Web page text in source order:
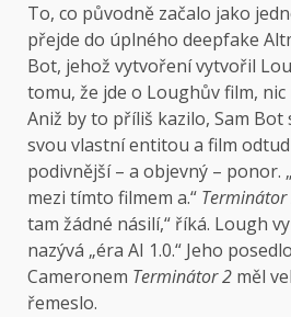
To, co původně začalo jako
přejde do úplného deepfake
Bot, jehož vytvoření vytvořil
tomu, že jde o Loughův film,
Aniž by to příliš kazilo, Sam Bot
svou vlastní entitou a film
podivnější – a objevný – ponor.
mezi tímto filmem a.“ Terminátor
tam žádné násilí,“ říká. Lough
nazývá „éra AI 1.0.“ Jeho
Cameronem Terminátor 2 měl
řemeslo.